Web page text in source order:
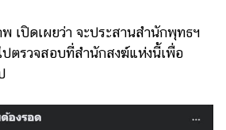
ดเผยว่า จะประสานสำนักพุทธฯ
ปตรวจสอบที่สำนักสงฆ์แห่งนี้เพื่อ